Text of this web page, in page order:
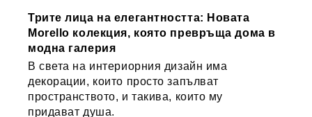
Трите лица на елегантността: Новата
Morello колекция, която превръща дома в
модна галерия
В света на интериорния дизайн има
декорации, които просто запълват
пространството, и такива, които му
придават душа.